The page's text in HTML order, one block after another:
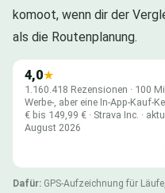
komoot, wenn dir der
als die Routenplanung.
4,0★
1.160.418 Rezensionen · 100
Werbe-, aber eine In-App-Kauf-
€ bis 149,99 € · Strava Inc. ·
August 2026
Dafür: GPS-Aufzeichnung für